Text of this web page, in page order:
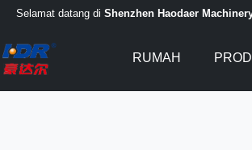
Selamat datang di Shenzhen Haodaer
RUMAH